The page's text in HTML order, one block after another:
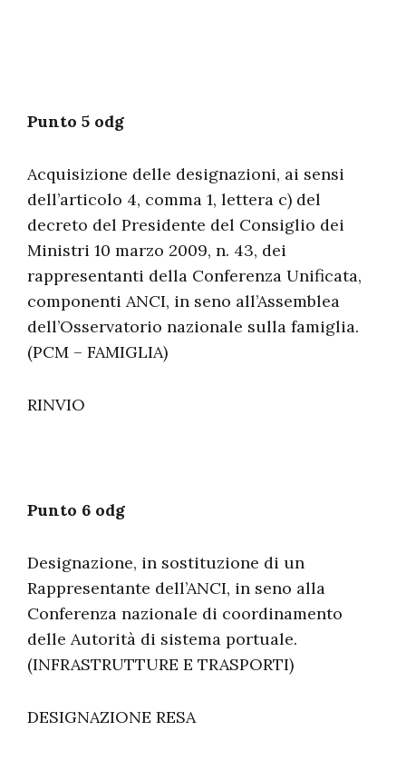
Punto 5 odg
Acquisizione delle designazioni, ai sensi
dell’articolo 4, comma 1, lettera c) del
decreto del Presidente del Consiglio dei
Ministri 10 marzo 2009, n. 43, dei
rappresentanti della Conferenza Unificata,
componenti ANCI, in seno all’Assemblea
dell’Osservatorio nazionale sulla famiglia.
(PCM – FAMIGLIA)
RINVIO
Punto 6 odg
Designazione, in sostituzione di un
Rappresentante dell’ANCI, in seno alla
Conferenza nazionale di coordinamento
delle Autorità di sistema portuale.
(INFRASTRUTTURE E TRASPORTI)
DESIGNAZIONE RESA